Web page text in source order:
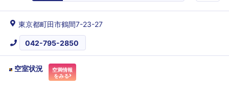
東京都町田市鶴間7-23-27
042-795-2850
空室状況
空満情報
をみる